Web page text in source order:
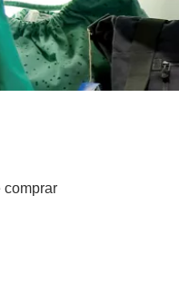
comprar